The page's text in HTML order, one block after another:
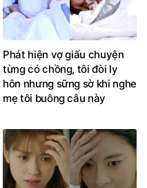
Phát hiện vợ giấu chuyện
từng có chồng, tôi đòi ly
hôn nhưng sững sờ khi nghe
mẹ tôi buông câu này